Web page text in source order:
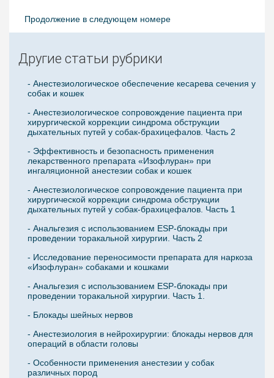
Продолжение в следующем номере
Другие статьи рубрики
- Анестезиологическое обеспечение кесарева сечения у
собак и кошек
- Анестезиологическое сопровождение пациента при
хирургической коррекции синдрома обструкции
дыхательных путей у собак-брахицефалов. Часть 2
- Эффективность и безопасность применения
лекарственного препарата «Изофлуран» при
ингаляционной анестезии собак и кошек
- Анестезиологическое сопровождение пациента при
хирургической коррекции синдрома обструкции
дыхательных путей у собак-брахицефалов. Часть 1
- Анальгезия с использованием ESP-блокады при
проведении торакальной хирургии. Часть 2
- Исследование переносимости препарата для наркоза
«Изофлуран» собаками и кошками
- Анальгезия с использованием ESP-блокады при
проведении торакальной хирургии. Часть 1.
- Блокады шейных нервов
- Анестезиология в нейрохирургии: блокады нервов для
операций в области головы
- Особенности применения анестезии у собак
различных пород